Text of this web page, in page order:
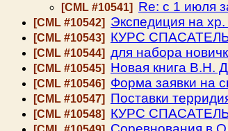
[CML #10541] Re: с 1 июля
[CML #10542] Экспедиция на
[CML #10543] КУРС
[CML #10544] для набора
[CML #10545] Новая книга В.Н.
[CML #10546] Форма заявки на
[CML #10547] Поставки
[CML #10548] КУРС